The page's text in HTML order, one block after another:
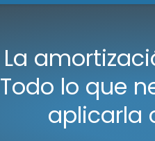
La
Todo lo que
aplicarla